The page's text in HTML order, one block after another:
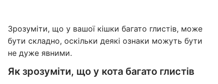
Зрозуміти, що у вашої кішки багато глистів, може
бути складно, оскільки деякі ознаки можуть бути
не дуже явними.
Як зрозуміти, що у кота багато глистів